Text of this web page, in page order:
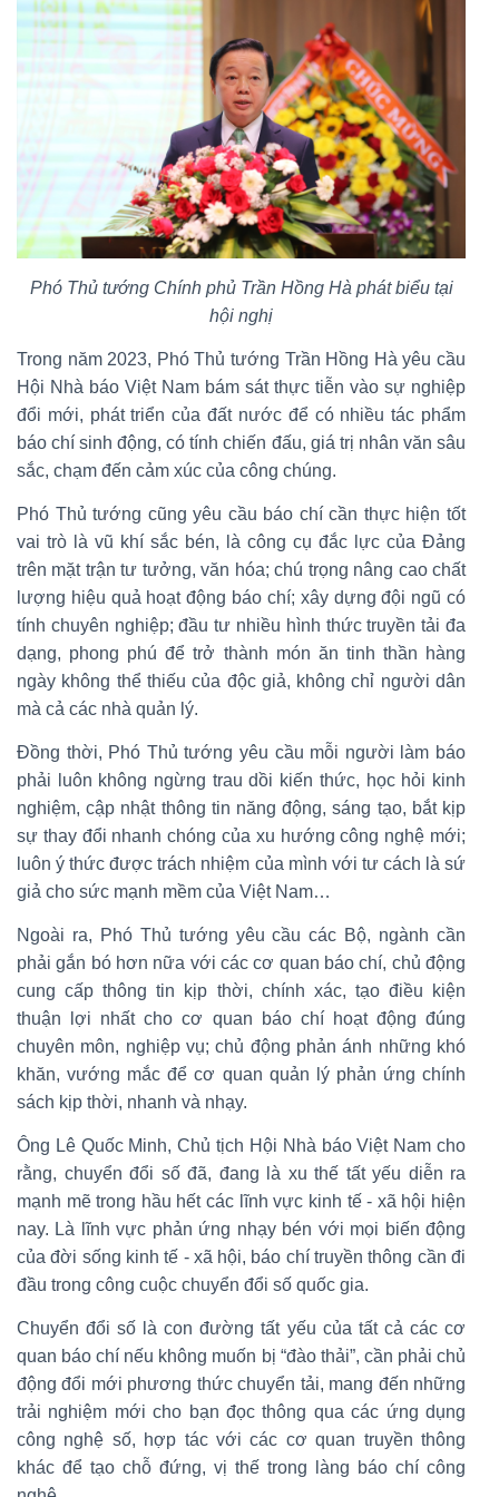
Phó Thủ tướng Chính phủ Trần Hồng Hà phát biểu tại
hội nghị
Trong năm 2023, Phó Thủ tướng Trần Hồng Hà yêu cầu
Hội Nhà báo Việt Nam bám sát thực tiễn vào sự nghiệp
đổi mới, phát triển của đất nước để có nhiều tác phẩm
báo chí sinh động, có tính chiến đấu, giá trị nhân văn sâu
sắc, chạm đến cảm xúc của công chúng.
Phó Thủ tướng cũng yêu cầu báo chí cần thực hiện tốt
vai trò là vũ khí sắc bén, là công cụ đắc lực của Đảng
trên mặt trận tư tưởng, văn hóa; chú trọng nâng cao chất
lượng hiệu quả hoạt động báo chí; xây dựng đội ngũ có
tính chuyên nghiệp; đầu tư nhiều hình thức truyền tải đa
dạng, phong phú để trở thành món ăn tinh thần hàng
ngày không thể thiếu của độc giả, không chỉ người dân
mà cả các nhà quản lý.
Đồng thời, Phó Thủ tướng yêu cầu mỗi người làm báo
phải luôn không ngừng trau dồi kiến thức, học hỏi kinh
nghiệm, cập nhật thông tin năng động, sáng tạo, bắt kịp
sự thay đổi nhanh chóng của xu hướng công nghệ mới;
luôn ý thức được trách nhiệm của mình với tư cách là sứ
giả cho sức mạnh mềm của Việt Nam…
Ngoài ra, Phó Thủ tướng yêu cầu các Bộ, ngành cần
phải gắn bó hơn nữa với các cơ quan báo chí, chủ động
cung cấp thông tin kịp thời, chính xác, tạo điều kiện
thuận lợi nhất cho cơ quan báo chí hoạt động đúng
chuyên môn, nghiệp vụ; chủ động phản ánh những khó
khăn, vướng mắc để cơ quan quản lý phản ứng chính
sách kịp thời, nhanh và nhạy.
Ông Lê Quốc Minh, Chủ tịch Hội Nhà báo Việt Nam cho
rằng, chuyển đổi số đã, đang là xu thế tất yếu diễn ra
mạnh mẽ trong hầu hết các lĩnh vực kinh tế - xã hội hiện
nay. Là lĩnh vực phản ứng nhạy bén với mọi biến động
của đời sống kinh tế - xã hội, báo chí truyền thông cần đi
đầu trong công cuộc chuyển đổi số quốc gia.
Chuyển đổi số là con đường tất yếu của tất cả các cơ
quan báo chí nếu không muốn bị “đào thải”, cần phải chủ
động đổi mới phương thức chuyển tải, mang đến những
trải nghiệm mới cho bạn đọc thông qua các ứng dụng
công nghệ số, hợp tác với các cơ quan truyền thông
khác để tạo chỗ đứng, vị thế trong làng báo chí công